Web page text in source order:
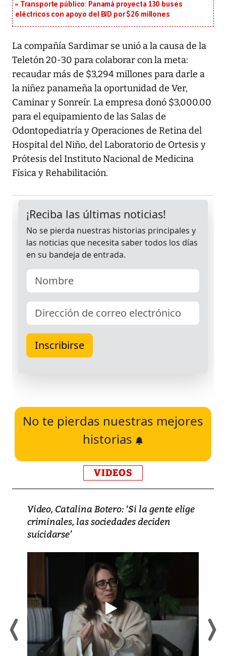
Transporte público: Panamá proyecta 130 buses
eléctricos con apoyo del BID por $26 millones
La compañía Sardimar se unió a la causa de la
Teletón 20-30 para colaborar con la meta:
recaudar más de $3,294 millones para darle a
la niñez panameña la oportunidad de Ver,
Caminar y Sonreír. La empresa donó $3,000.00
para el equipamiento de las Salas de
Odontopediatría y Operaciones de Retina del
Hospital del Niño, del Laboratorio de Ortesis y
Prótesis del Instituto Nacional de Medicina
Física y Rehabilitación.
No te pierdas nuestras mejores
historias
VIDEOS
Video, Catalina Botero: ‘Si la gente elige
criminales, las sociedades deciden
suicidarse’